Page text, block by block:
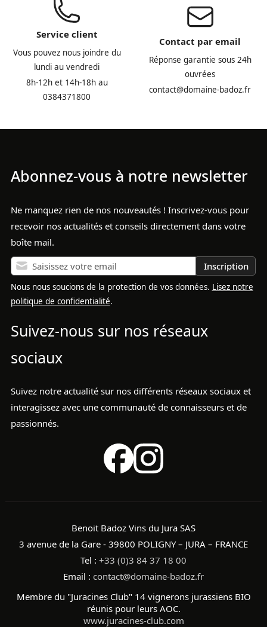
Service client
Vous pouvez nous joindre du
lundi au vendredi
8h-12h et 14h-18h au
0384371800
Contact par email
Réponse garantie sous 24h
ouvrées
contact@domaine-badoz.fr
Abonnez-vous à notre newsletter
Ne manquez rien de nos nouveautés ! Inscrivez-vous pour
recevoir nos actualités et conseils directement dans votre
boîte mail.
Inscription
Nous nous soucions de la protection de vos données. Lisez notre
politique de confidentialité.
Suivez-nous sur nos réseaux
sociaux
Suivez notre actualité sur nos différents réseaux sociaux et
interagissez avec une communauté de connaisseurs et de
passionnés.
Benoit Badoz Vins du Jura SAS
3 avenue de la Gare - 39800 POLIGNY – JURA – FRANCE
Tel : +33 (0)3 84 37 18 00
Email : contact@domaine-badoz.fr
Membre du "Juracines Club" 14 vignerons jurassiens BIO
réunis pour leurs AOC.
www.juracines-club.com